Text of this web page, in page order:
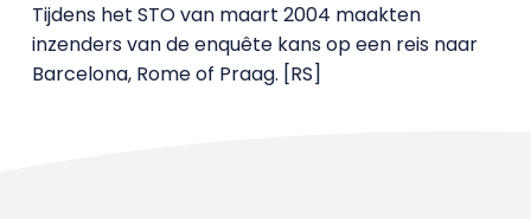
Tijdens het STO van maart 2004 maakten
inzenders van de enquête kans op een reis naar
Barcelona, Rome of Praag. [RS]